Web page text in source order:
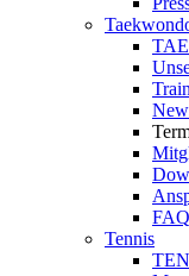
Tennis